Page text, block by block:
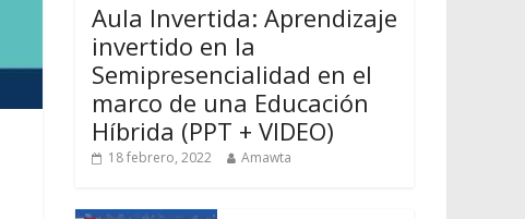
Aula Invertida: Aprendizaje
invertido en la
Semipresencialidad en el
marco de una Educación
Híbrida (PPT + VIDEO)
18 febrero, 2022 Amawta